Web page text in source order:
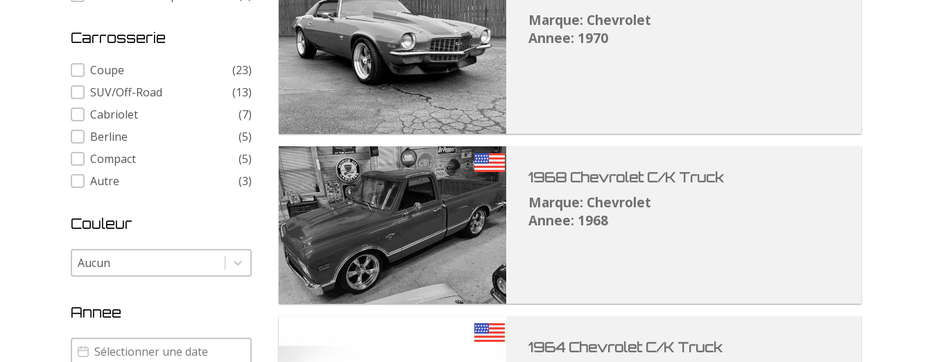
Carrosserie
Carrosserie
Coupe
(23)
SUV/Off-Road
(13)
Cabriolet
(7)
Berline
(5)
Compact
(5)
Autre
(3)
Couleur
Couleur
Couleur
Annee
Annee
Annee
Marque: Chevrolet
Annee: 1970
1968 Chevrolet C/K Truck
Marque: Chevrolet
Annee: 1968
1964 Chevrolet C/K Truck